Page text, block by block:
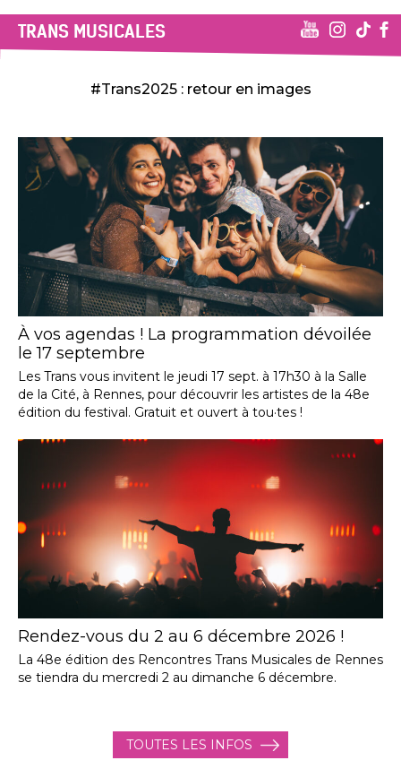
TRANS MUSICALES
#Trans2025 : retour en images
À vos agendas ! La programmation dévoilée
le 17 septembre
Les Trans vous invitent le jeudi 17 sept. à 17h30 à la Salle
de la Cité, à Rennes, pour découvrir les artistes de la 48e
édition du festival. Gratuit et ouvert à tou·tes !
Rendez-vous du 2 au 6 décembre 2026 !
La 48e édition des Rencontres Trans Musicales de Rennes
se tiendra du mercredi 2 au dimanche 6 décembre.
TOUTES LES INFOS